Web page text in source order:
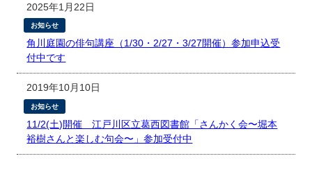
2025年1月22日
お知らせ
角川庭園の俳句講座（1/30・2/27・3/27開催）参加申込受
付中です
2019年10月10日
お知らせ
11/2(土)開催 江戸川区立葛西図書館「さんかく会〜堀本
裕樹さんと楽しむ句会〜」参加受付中